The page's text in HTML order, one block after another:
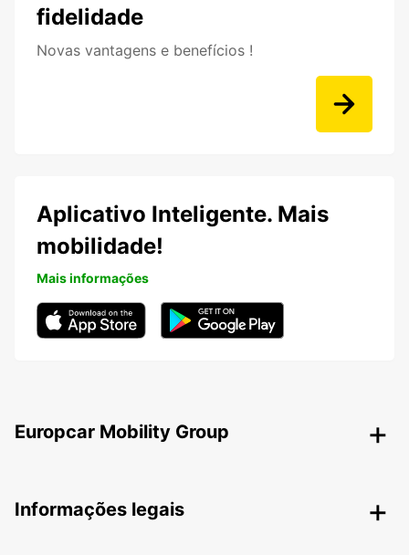
fidelidade
Novas vantagens e benefícios !
Aplicativo Inteligente. Mais
mobilidade!
Mais informações
Europcar Mobility Group
Informações legais